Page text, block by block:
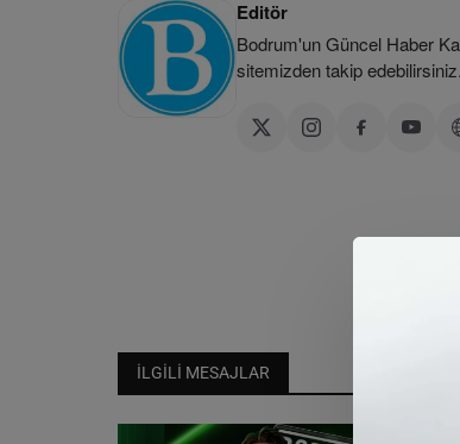
Editör
Bodrum'un Güncel Haber
sitemizden takip edebilirsiniz.
İLGILI MESAJLAR